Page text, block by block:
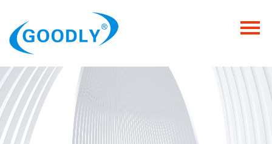
Продукция
ОТРАСЛИ
Категория
Новости